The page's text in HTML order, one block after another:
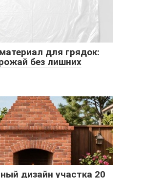
для грядок:
без лишних
дизайн участка 20